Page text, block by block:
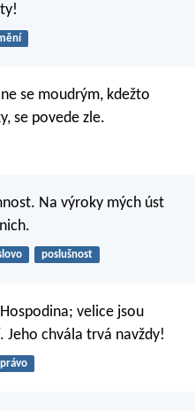
se moudrým, kdežto
se povede zle.
Na výroky mých úst
poslušnost
velice jsou
Jeho chvála trvá navždy!
právo